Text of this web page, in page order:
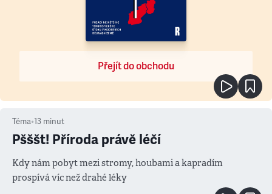
Přejít do obchodu
Téma•13 minut
Pšššt! Příroda právě léčí
Kdy nám pobyt mezi stromy, houbami a kapradím
prospívá víc než drahé léky